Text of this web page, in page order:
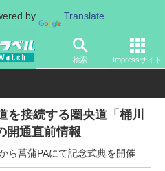
by Translate
検索 Impressサイト
庁 道路 NEXCO
を接続する圏央道「桶川
開通直前情報
ら菖蒲PAにて記念式典を開催